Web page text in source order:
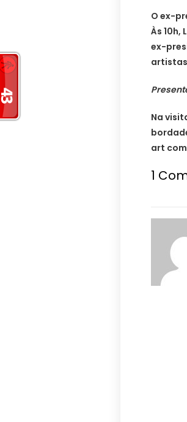
O ex-
Às 10h,
ex-
Na
art
1